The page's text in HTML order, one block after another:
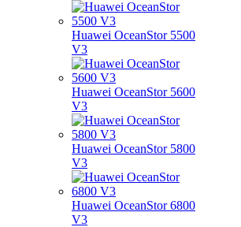
Huawei OceanStor 5500
V3
Huawei OceanStor 5600
V3
Huawei OceanStor 5800
V3
Huawei OceanStor 6800
V3